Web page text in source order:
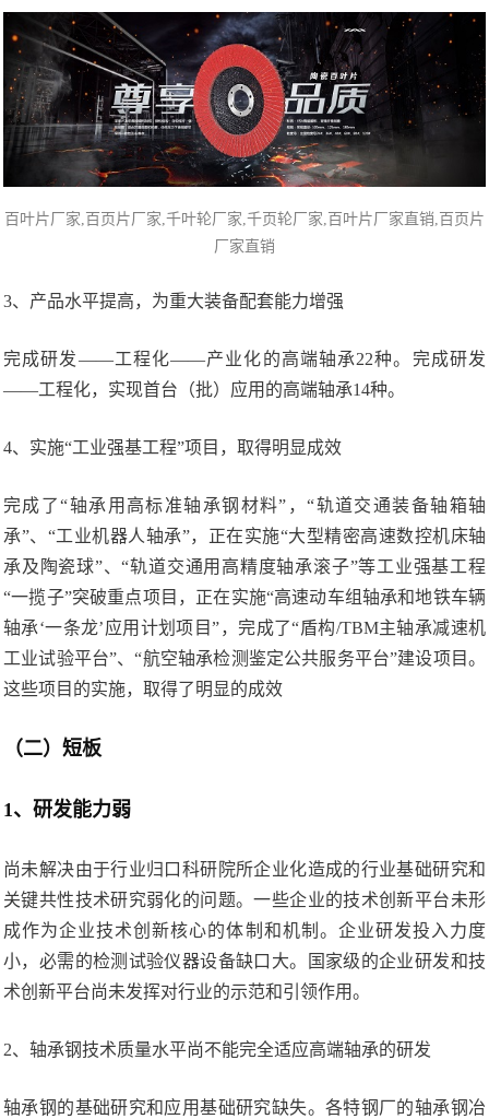
百叶片厂家, 百页片厂家,千叶轮厂家,千页轮厂家,百叶片厂家直销,百页片
厂家直销
3、产品水平提高，为重大装备配套能力增强
完成研发——工程化——产业化的高端轴承22种。完成研发
——工程化，实现首台（批）应用的高端轴承14种。
4、实施“工业强基工程”项目，取得明显成效
完成了“轴承用高标准轴承钢材料”，“轨道交通装备轴箱轴
承”、“工业机器人轴承”，正在实施“大型精密高速数控机床轴
承及陶瓷球”、“轨道交通用高精度轴承滚子”等工业强基工程
“一揽子”突破重点项目，正在实施“高速动车组轴承和地铁车辆
轴承‘一条龙’应用计划项目”，完成了“盾构/TBM主轴承减速机
工业试验平台”、“航空轴承检测鉴定公共服务平台”建设项目。
这些项目的实施，取得了明显的成效
（二）短板
1、研发能力弱
尚未解决由于行业归口科研院所企业化造成的行业基础研究和
关键共性技术研究弱化的问题。一些企业的技术创新平台未形
成作为企业技术创新核心的体制和机制。企业研发投入力度
小，必需的检测试验仪器设备缺口大。国家级的企业研发和技
术创新平台尚未发挥对行业的示范和引领作用。
2、轴承钢技术质量水平尚不能完全适应高端轴承的研发
轴承钢的基础研究和应用基础研究缺失。各特钢厂的轴承钢冶